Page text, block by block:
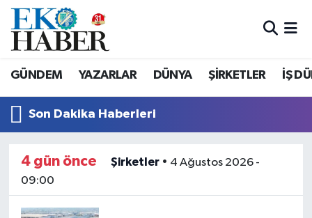
GÜNDEM YAZARLAR DÜNYA ŞİRKETLER İŞ
Son Dakika Haberleri
4 gün önce Şirketler• 4 Ağustos 2026 -
09:00
Hava Durumu
Tüm Manşetler
Son Dakika Haberleri